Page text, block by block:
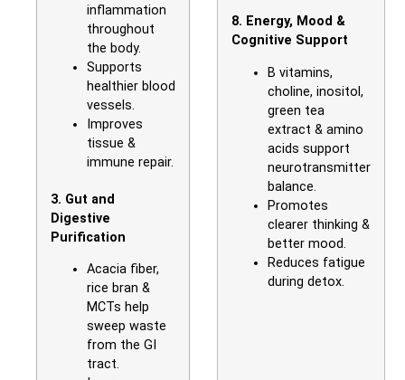
inflammation
throughout
the body.
Supports
healthier blood
vessels.
Improves
tissue &
immune repair.
3. Gut and
Digestive
Purification
Acacia fiber,
rice bran &
MCTs help
sweep waste
from the GI
tract.
8. Energy, Mood &
Cognitive Support
B vitamins,
choline, inositol,
green tea
extract & amino
acids support
neurotransmitter
balance.
Promotes
clearer thinking &
better mood.
Reduces fatigue
during detox.